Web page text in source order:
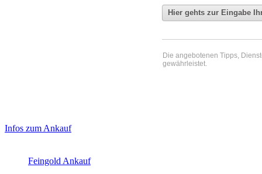
Die angebotenen Tipps,
gewährleistet.
Sidebar
Infos zum Ankauf
Feingold Ankauf